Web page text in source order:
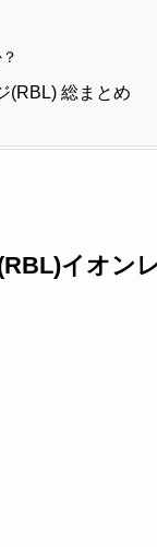
(RBL) 総まとめ
イオン